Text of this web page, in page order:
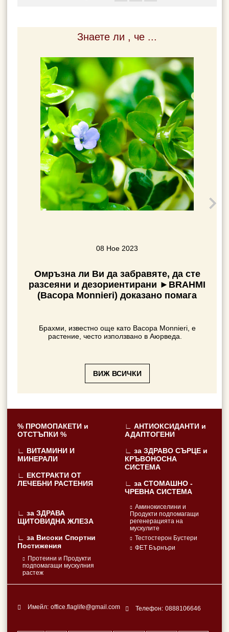
Знаете ли , че ...
Омръзна ли Ви да забравяте, да сте
разсеяни и дезориентирани ►BRAHMI
(Bacopa Monnieri) доказано помага
08 Ное 2023
Брахми, известно още като Bacopa Monnieri, е
растение, често използвано в Аюрведа.
ВИЖ ВСИЧКИ
% ПРОМОПАКЕТИ и
ОТСТЪПКИ %
∟ ВИТАМИНИ И
МИНЕРАЛИ
∟ ЕКСТРАКТИ ОТ
ЛЕЧЕБНИ РАСТЕНИЯ
∟ АНТИОКСИДАНТИ и
АДАПТОГЕНИ
∟ за ЗДРАВО СЪРЦЕ и
КРЪВОНОСНА
СИСТЕМА
∟ за СТОМАШНО -
ЧРЕВНА СИСТЕМА
∟ за ЗДРАВА
ЩИТОВИДНА ЖЛЕЗА
∟ за Високи Спортни
Постижения
Протеини и Продукти
подпомагащи мускулния
растеж
Аминокиселини и
Продукти подпомагащи
регенерацията на
мускулите
Тестостерон Бустери
ФЕТ Бърнъри
Имейл: office.flaglife@gmail.com Телефон: 0888106646